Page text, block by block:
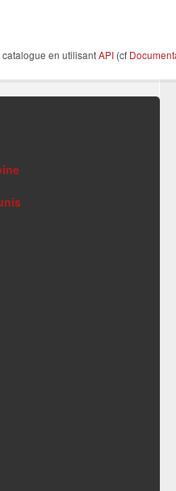
en utilisantAPI (cf